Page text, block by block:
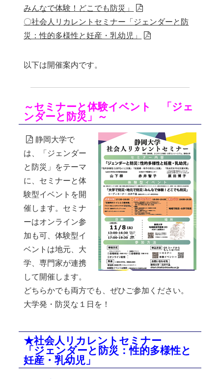
みんなで体験！どこでも防災」
〇社会人リカレントセミナー「ジェンダーと防
災：性的多様性と妊産・乳幼児」
以下は開催案内です。
～セミナーと体験イベント 「ジェ
ンダーと防災」～
静岡大学で
は、「ジェンダー
と防災」をテーマ
に、セミナーと体
験型イベントを開
催します。セミナ
ーはオンライン参
加も可、体験型イ
ベントは地元、大
学、専門家が連携
して開催します。
どちらかでも両方でも、ぜひご参加ください。
大学発・防災な１日を！
★社会人リカレントセミナー
「ジェンダーと防災：性的多様性と
妊産・乳幼児」